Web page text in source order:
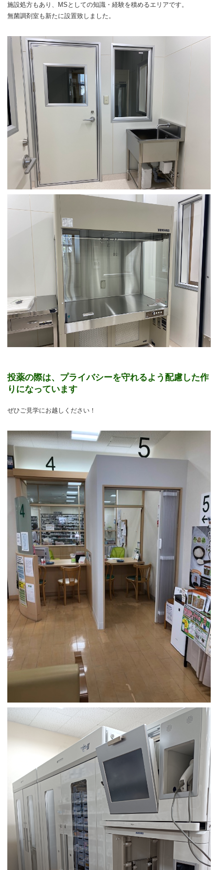
施設処方もあり、MSとしての知識・経験を積めるエリアです。
無菌調剤室も新たに設置致しました。
投薬の際は、プライバシーを守れるよう配慮した作
りになっています
ぜひご見学にお越しください！